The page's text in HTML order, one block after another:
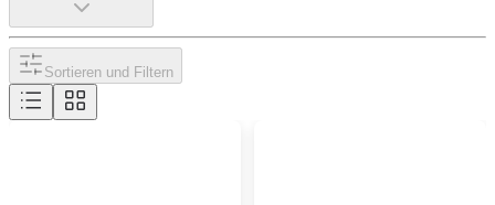
Sortieren und Filtern